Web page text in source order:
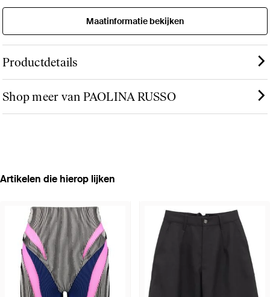
Maatinformatie bekijken
Productdetails
Shop meer van PAOLINA RUSSO
Artikelen die hierop lijken